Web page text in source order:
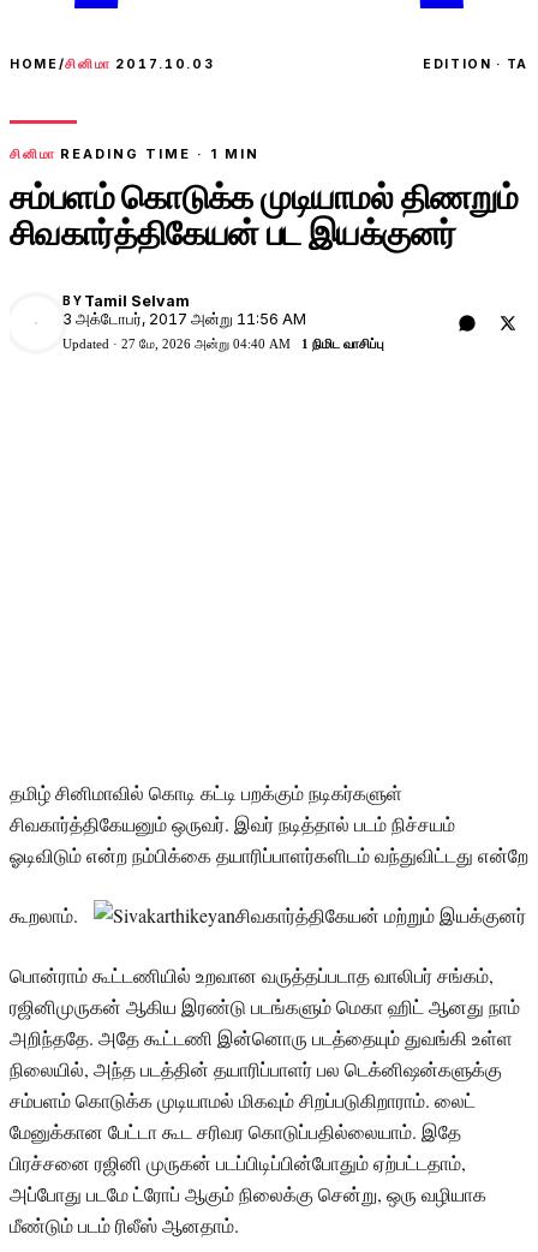
HOME/சினிமா 2017.10.03 EDITION · TA
சினிமா READING TIME · 1 MIN
சம்பளம் கொடுக்க முடியாமல் திணறும்
சிவகார்த்திகேயன் பட இயக்குனர்
BY Tamil Selvam
3 அக்டோபர், 2017 அன்று 11:56 AM
Updated · 27 மே, 2026 அன்று 04:40 AM 1 நிமிட வாசிப்பு
தமிழ் சினிமாவில் கொடி கட்டி பறக்கும் நடிகர்களுள்
சிவகார்த்திகேயனும் ஒருவர். இவர் நடித்தால் படம் நிச்சயம்
ஓடிவிடும் என்ற நம்பிக்கை தயாரிப்பாளர்களிடம் வந்துவிட்டது என்றே
கூறலாம். சிவகார்த்திகேயன் மற்றும் இயக்குனர்
பொன்ராம் கூட்டணியில் உறவான வருத்தப்படாத வாலிபர் சங்கம்,
ரஜினிமுருகன் ஆகிய இரண்டு படங்களும் மெகா ஹிட் ஆனது நாம்
அறிந்ததே. அதே கூட்டணி இன்னொரு படத்தையும் துவங்கி உள்ள
நிலையில், அந்த படத்தின் தயாரிப்பாளர் பல டெக்னிஷன்களுக்கு
சம்பளம் கொடுக்க முடியாமல் மிகவும் சிறப்படுகிறாராம். லைட்
மேனுக்கான பேட்டா கூட சரிவர கொடுப்பதில்லையாம். இதே
பிரச்சனை ரஜினி முருகன் படப்பிடிப்பின்போதும் ஏற்பட்டதாம்,
அப்போது படமே ட்ரோப் ஆகும் நிலைக்கு சென்று, ஒரு வழியாக
மீண்டும் படம் ரிலீஸ் ஆனதாம்.